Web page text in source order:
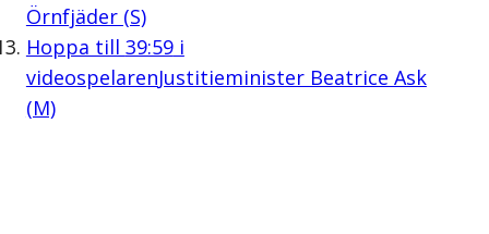
Örnfjäder (S)
Hoppa till 39:59i
videospelarenJustitieminister Beatrice Ask
(M)